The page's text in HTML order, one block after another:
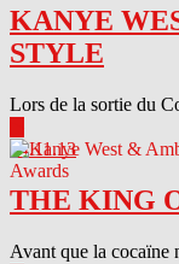
KANYE
STYLE
Lors de la sortie du
04.11.13
THE KING
Avant que la cocaïne